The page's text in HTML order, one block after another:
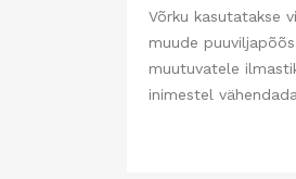
Võrku kasutatakse
muude
muutuvatele
inimestel